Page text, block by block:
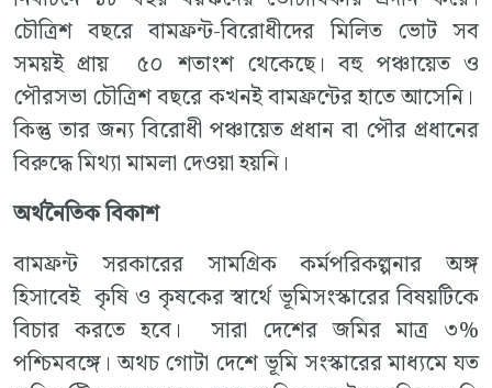
চৌত্রিশ বছরে বামফ্রন্ট-বিরোধীদের মিলিত ভোট সব
সময়ই প্রায় ৫০ শতাংশ থেকেছে। বহু পঞ্চায়েত ও
পৌরসভা চৌত্রিশ বছরে কখনই বামফ্রন্টের হাতে আসেনি।
কিন্তু তার জন্য বিরোধী পঞ্চায়েত প্রধান বা পৌর প্রধানের
বিরুদ্ধে মিথ্যা মামলা দেওয়া হয়নি।
অর্থনৈতিক বিকাশ
বামফ্রন্ট সরকারের সামগ্রিক কর্মপরিকল্পনার অঙ্গ
হিসাবেই কৃষি ও কৃষকের স্বার্থে ভূমিসংস্কারের বিষয়টিকে
বিচার করতে হবে। সারা দেশের জমির মাত্র ৩%
পশ্চিমবঙ্গে। অথচ গোটা দেশে ভূমি সংস্কারের মাধ্যমে যত